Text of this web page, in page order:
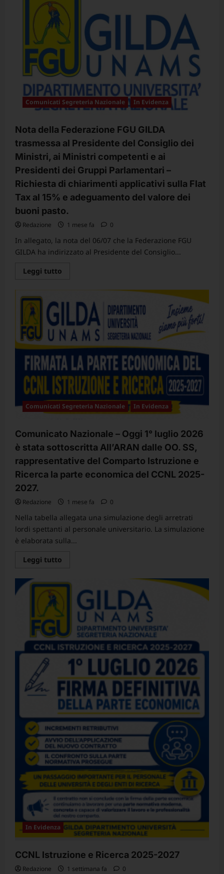
:PIÙ
RISORSE
AL
FONDO
ACCESSORIO,
PIÙ
WELFARE
PERSONALE
UNIVERSITARIO
Comunicati Segreteria Nazionale In Evidenza
Nota della Federazione FGU GILDA
trasmessa al Presidente del Consiglio dei
Ministri, ai Ministri competenti e ai
Presidenti dei Gruppi Parlamentari –
Richiesta di chiarimenti applicativi sulla Flat
Tax al 15% e adeguamento del valore dei
buoni pasto.
Redazione 1 mese fa 0
In allegato, la nota del 06/07 che la Federazione FGU
GILDA ha indirizzato al Presidente del Consiglio...
Leggi tutto
Federazione
FGU
GILDA
trasmessa
al
Presidente
del
Consiglio
dei
Ministri,
Ministri
competenti
e
ai
Gruppi
Parlamentari
–
Richiesta
di
chiarimenti
applicativi
sulla
al
e
adeguamento
del
valore
dei
Comunicati Segreteria Nazionale In Evidenza
Comunicato Nazionale – Oggi 1° luglio 2026
è stata sottoscritta All’ARAN dalle OO. SS,
rappresentative del Comparto Istruzione e
Ricerca la parte economica del CCNL 2025-
2027.
Redazione 1 mese fa 0
Nella tabella allegata una simulazione degli arretrati
lordi spettanti al personale universitario. La simulazione
è elaborata sulla...
Leggi tutto
su
Comunicato
Nazionale
1°
luglio
2026
è
stata
sottoscritta
All’ARAN
dalle
SS,
rappresentative
del
Comparto
Istruzione
e
Ricerca
la
parte
economica
del
CCNL
2025-
2027.
In Evidenza
CCNL Istruzione e Ricerca 2025-2027
Redazione 1 settimana fa 0